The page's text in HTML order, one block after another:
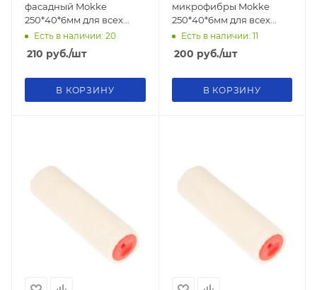
фасадный Mokke
250*40*6мм для всех
видов ЛКМ
Есть в наличии: 20
210 руб./шт
В КОРЗИНУ
микрофибры Mokke
250*40*6мм для всех
видов ЛКМ
Есть в наличии: 11
200 руб./шт
В КОРЗИНУ